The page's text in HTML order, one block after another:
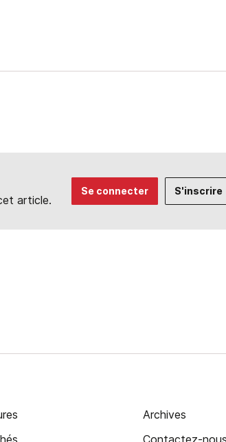
article.
Se connecter S'inscrire
Archives